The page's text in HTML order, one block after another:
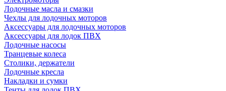
Лодочные масла и смазки
Чехлы для лодочных моторов
Аксессуары для лодочных моторов
Аксессуары для лодок ПВХ
Лодочные насосы
Транцевые колеса
Столики, держатели
Лодочные кресла
Накладки и сумки